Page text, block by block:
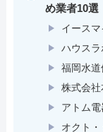
め業者10選
イース
ハウスラ
福岡水道
株式会
アトム
オクト・